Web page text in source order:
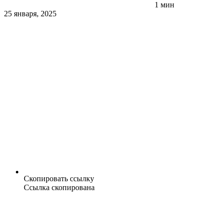
1 мин
25 января, 2025
Скопировать ссылку
Ссылка скопирована